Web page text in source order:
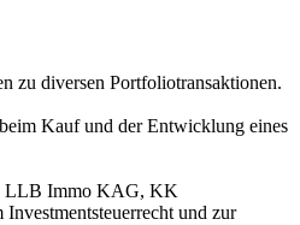
zu diversen Portfoliotransaktionen.
Kauf und der Entwicklung eines
LLB Immo KAG, KK
und zur